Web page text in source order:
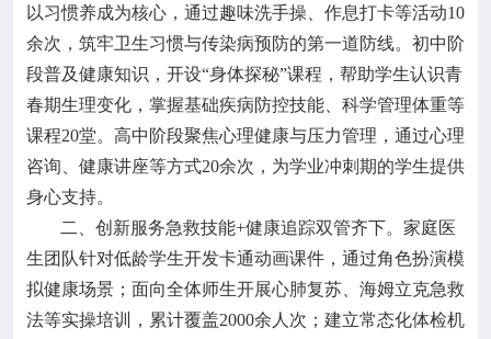
以习惯养成为核心，通过趣味洗手操、作息打卡等活动10
余次，筑牢卫生习惯与传染病预防的第一道防线。初中阶
段普及健康知识，开设“身体探秘”课程，帮助学生认识青
春期生理变化，掌握基础疾病防控技能、科学管理体重等
课程20堂。高中阶段聚焦心理健康与压力管理，通过心理
咨询、健康讲座等方式20余次，为学业冲刺期的学生提供
身心支持。
二、创新服务急救技能+健康追踪双管齐下。家庭医
生团队针对低龄学生开发卡通动画课件，通过角色扮演模
拟健康场景；面向全体师生开展心肺复苏、海姆立克急救
法等实操培训，累计覆盖2000余人次；建立常态化体检机